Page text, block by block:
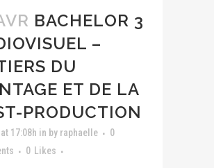
BACHELOR 3
–
DU
ET DE LA
PRODUCTION
17:08h in by raphaelle
0
0 Likes